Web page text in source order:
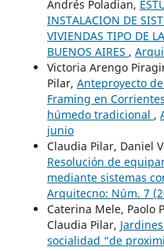
Andrés Poladian,
INSTALACION DE
VIVIENDAS TIPO DE
BUENOS AIRES ,
Victoria Arengo
Pilar, Anteproyecto
Framing en
húmedo tradicional ,
junio
Claudia Pilar, Daniel
Resolución de
mediante sistemas
Arquitecno: Núm. 7
Caterina Mele, Paolo
Claudia Pilar,
socialidad “de